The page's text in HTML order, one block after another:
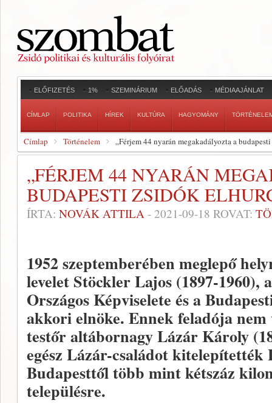
ELŐFIZETÉS 1% SZEMINÁRIUM ELŐADÁS MÉDIAAJÁNLAT
CÍMLAP POLITIKA HÍREK KULTÚRA HAGYOMÁNY
Címlap Történelem „Férjem 44 nyarán megakadályozta a
„FÉRJEM 44 NYARÁN
BUDAPESTI ZSIDÓK
ÍRTA: NOVÁK ATTILA - 2021-09-18 ROVAT:
1952 szeptemberében meglepő
levelet Stöckler Lajos (1897-
Országos Képviselete és a
akkori elnöke. Ennek feladója
testőr altábornagy Lázár Károly
egész Lázár-családot kitelepítették
Budapesttől több mint kétszáz
településre.